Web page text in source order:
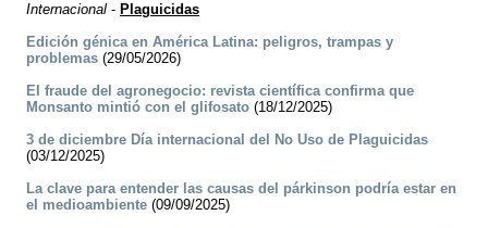
Internacional - Plaguicidas
Edición génica en América Latina: peligros, trampas y
problemas (29/05/2026)
El fraude del agronegocio: revista científica confirma que
Monsanto mintió con el glifosato (18/12/2025)
3 de diciembre Día internacional del No Uso de Plaguicidas
(03/12/2025)
La clave para entender las causas del párkinson podría estar en
el medioambiente (09/09/2025)